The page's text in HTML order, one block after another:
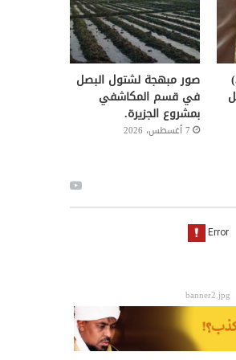
توقيف متهم بحوزته (5) صور مبهجة لشتول البصل
في قسم المكاشفي
بمشروع الجزيرة.
7 أغسطس، 2026
banner2.jpg